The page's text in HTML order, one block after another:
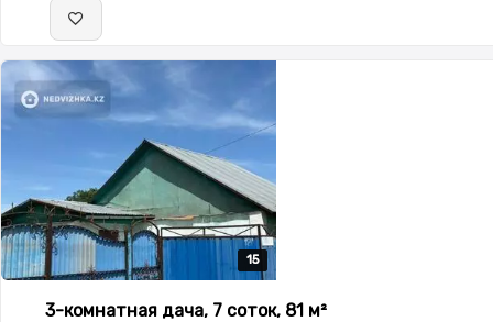
15
15
15
15
15
3-комнатная дача, 7 соток, 81 м²